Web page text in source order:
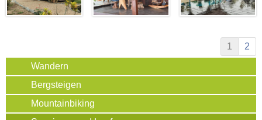
1 2
Wandern
Bergsteigen
Mountainbiking